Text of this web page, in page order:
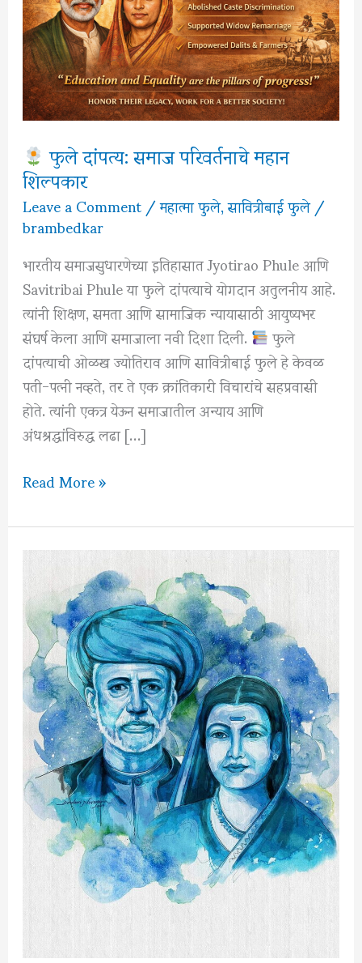
फुले दांपत्य: समाज परिवर्तनाचे महान
शिल्पकार
Leave a Comment/महात्मा फुले,सावित्रीबाई फुले/
brambedkar
भारतीय समाजसुधारणेच्या इतिहासात Jyotirao Phule आणि
Savitribai Phule या फुले दांपत्याचे योगदान अतुलनीय आहे.
त्यांनी शिक्षण, समता आणि सामाजिक न्यायासाठी आयुष्यभर
संघर्ष केला आणि समाजाला नवी दिशा दिली. फुले
दांपत्याची ओळख ज्योतिराव आणि सावित्रीबाई फुले हे केवळ
पती-पत्नी नव्हते, तर ते एक क्रांतिकारी विचारांचे सहप्रवासी
होते. त्यांनी एकत्र येऊन समाजातील अन्याय आणि
अंधश्रद्धांविरुद्ध लढा […]
दांपत्य:
समाज
परिवर्तनाचे
महान
शिल्पकार
Read More »